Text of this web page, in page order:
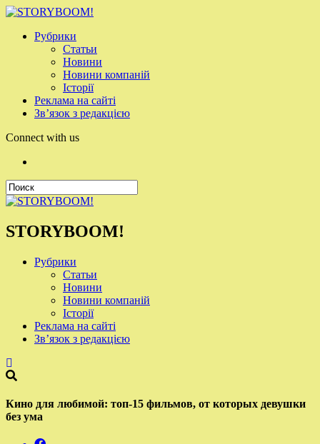
Рубрики
Статьи
Новини
Новини компаній
Історії
Реклама на сайті
Зв’язок з редакцією
Connect with us
STORYBOOM!
Рубрики
Статьи
Новини
Новини компаній
Історії
Реклама на сайті
Зв’язок з редакцією
Кино для любимой: топ-15 фильмов, от которых девушки
без ума